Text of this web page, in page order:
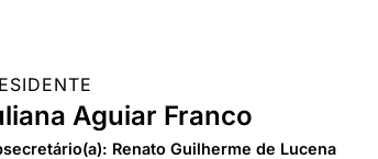
Aguiar Franco
Renato Guilherme de Lucena